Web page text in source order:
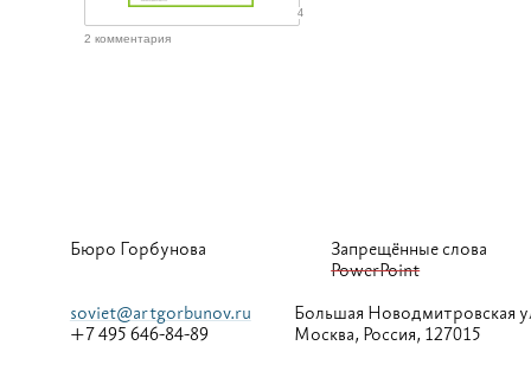
4
2 комментария
Бюро Горбунова
Запрещённые слова
PowerPoint
soviet@artgorbunov.ru
+7 495 646-84-89
Большая Новодмитровская
Москва, Россия, 127015